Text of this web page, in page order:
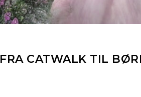
FRA CATWALK TIL